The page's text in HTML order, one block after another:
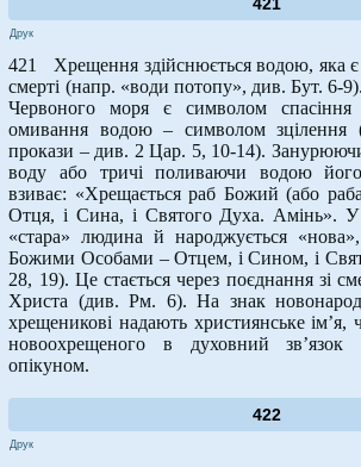
Друк
421 Хрещення здійснюється водою, яка є
смерті (напр. «води потопу», див. Бут. 6-
Червоного моря є символом
омивання водою – символом зцілення
прокази – див. 2 Цар. 5, 10-14).
воду або тричі поливаючи водою
взиває: «Хрещається раб Божий (або
Отця, і Сина, і Святого Духа. Амінь».
«стара» людина й народжується
Божими Особами – Отцем, і Сином, і
28, 19). Це стається через поєднання зі
Христа (див. Рм. 6). На знак
хрещеникові надають християнське
новоохрещеного в духовний
опікуном.
422
Друк